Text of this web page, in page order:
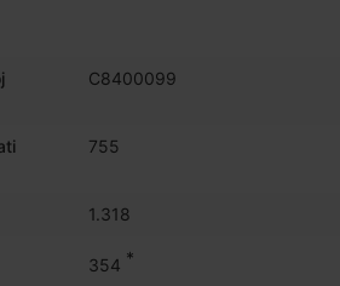
C8400099
755
1.318
354 *